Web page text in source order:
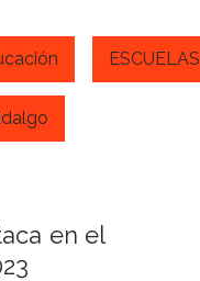
ESCUELAS
en el